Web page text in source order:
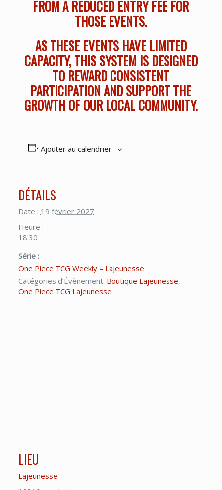
FROM A REDUCED ENTRY FEE FOR
THOSE EVENTS.
AS THESE EVENTS HAVE LIMITED
CAPACITY, THIS SYSTEM IS DESIGNED
TO REWARD CONSISTENT
PARTICIPATION AND SUPPORT THE
GROWTH OF OUR LOCAL COMMUNITY.
Ajouter au calendrier
DÉTAILS
Date : 19 février 2027
Heure :
18:30
Série :
One Piece TCG Weekly – Lajeunesse
Catégories d’Évènement: Boutique Lajeunesse,
One Piece TCG Lajeunesse
LIEU
Lajeunesse